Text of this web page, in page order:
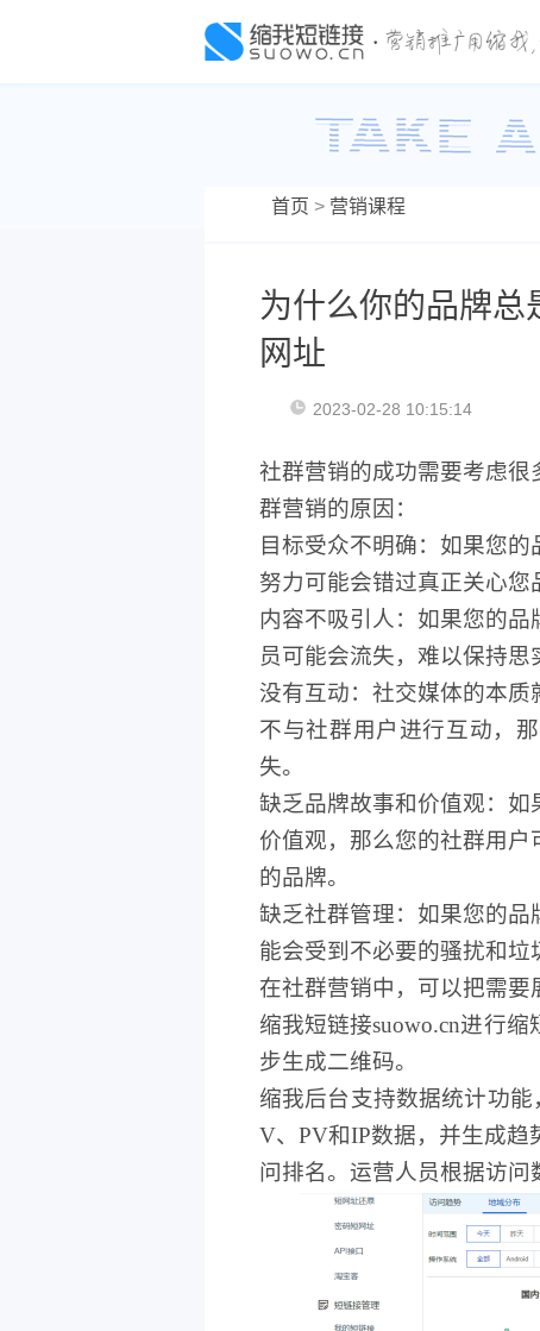
首页 > 营销课程
为什么你的品牌总
网址
2023-02-28 10:15:14
社群营销的成功需要考虑
群营销的原因：
目标受众不明确：如果您
努力可能会错过真正关心您
内容不吸引人：如果您的
员可能会流失，难以保持思
没有互动：社交媒体的本
不与社群用户进行互动，
失。
缺乏品牌故事和价值观：如
价值观，那么您的社群用
的品牌。
缺乏社群管理：如果您的品
能会受到不必要的骚扰和垃
在社群营销中，可以把需
缩我短链接suowo.cn进行缩
步生成二维码。
缩我后台支持数据统计功
V、PV和IP数据，并生成趋
问排名。运营人员根据访问